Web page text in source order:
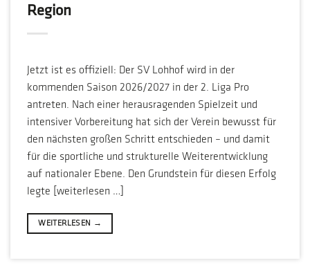
Region
Jetzt ist es offiziell: Der SV Lohhof wird in der
kommenden Saison 2026/2027 in der 2. Liga Pro
antreten. Nach einer herausragenden Spielzeit und
intensiver Vorbereitung hat sich der Verein bewusst für
den nächsten großen Schritt entschieden – und damit
für die sportliche und strukturelle Weiterentwicklung
auf nationaler Ebene. Den Grundstein für diesen Erfolg
legte [weiterlesen …]
WEITERLESEN →